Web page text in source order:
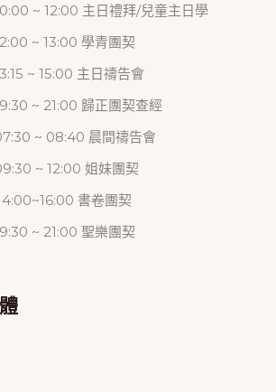
~ 12:00 主日禮拜/兒童主日學
~ 13:00 學青團契
~ 15:00 主日禱告會
~ 21:00 歸正團契查經
~ 08:40 晨間禱告會
~ 12:00 姐妹團契
書卷團契
~ 21:00 聖樂團契